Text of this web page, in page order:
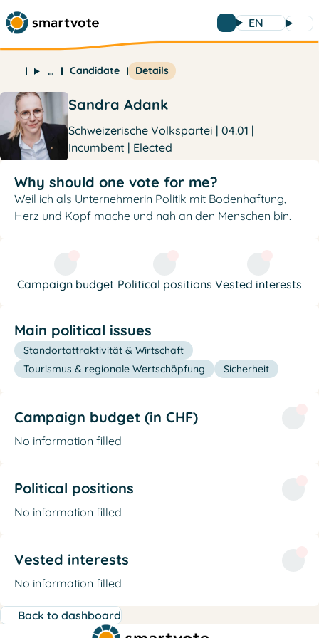
EN
… Candidate Details
Sandra Adank
Schweizerische Volkspartei | 04.01 |
Incumbent | Elected
Why should one vote for me?
Weil ich als Unternehmerin Politik mit Bodenhaftung,
Herz und Kopf mache und nah an den Menschen bin.
Campaign budget Political positions Vested interests
Main political issues
Standortattraktivität & Wirtschaft
Tourismus & regionale Wertschöpfung
Sicherheit
Campaign budget (in CHF)
No information filled
Political positions
No information filled
Vested interests
No information filled
Back to dashboard